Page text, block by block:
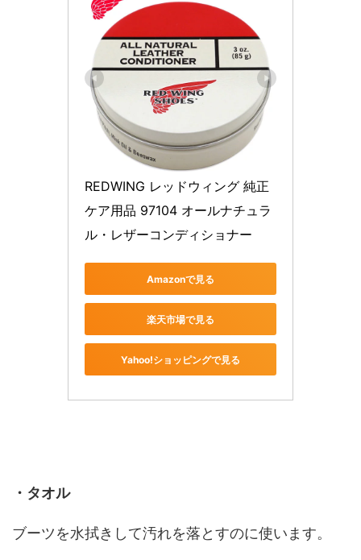
REDWING レッドウィング 純正
ケア用品 97104 オールナチュラ
ル・レザーコンディショナー
Amazonで見る
楽天市場で見る
Yahoo!ショッピングで見る
・タオル
ブーツを水拭きして汚れを落とすのに使います。